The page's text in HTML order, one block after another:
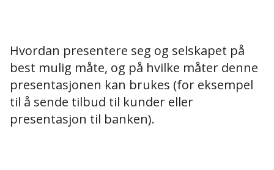
Hvordan presentere seg og selskapet på
best mulig måte, og på hvilke måter denne
presentasjonen kan brukes (for eksempel
til å sende tilbud til kunder eller
presentasjon til banken).